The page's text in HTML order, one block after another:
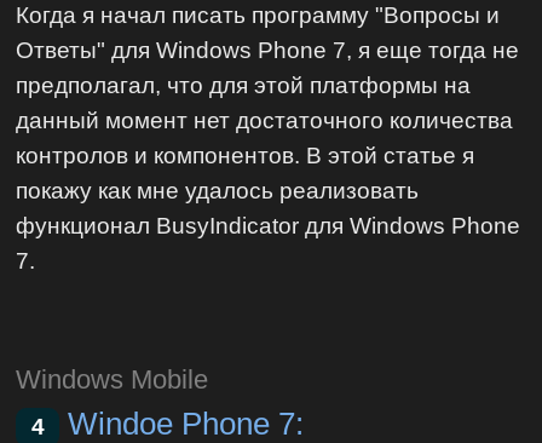
Когда я начал писать программу "Вопросы и
Ответы" для Windows Phone 7, я еще тогда не
предполагал, что для этой платформы на
данный момент нет достаточного количества
контролов и компонентов. В этой статье я
покажу как мне удалось реализовать
функционал BusyIndicator для Windows Phone
7.
Windows Mobile
4
Windoe Phone 7: